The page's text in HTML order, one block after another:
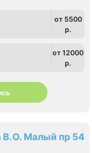
от 5500
p.
от 12000
p.
Малый пр 54